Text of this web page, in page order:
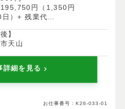
円（1,350円
）+ 残業代
】
天山
詳細を見る
お仕事番号：K26-033-01